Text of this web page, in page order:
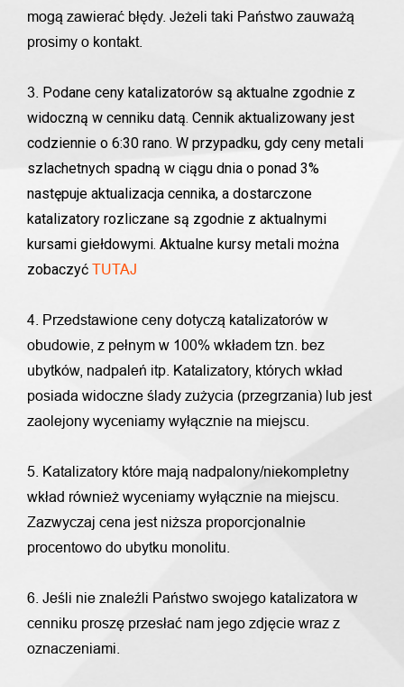
mogą zawierać błędy. Jeżeli taki Państwo zauważą
prosimy o kontakt.
3. Podane ceny katalizatorów są aktualne zgodnie z
widoczną w cenniku datą. Cennik aktualizowany jest
codziennie o 6:30 rano. W przypadku, gdy ceny metali
szlachetnych spadną w ciągu dnia o ponad 3%
następuje aktualizacja cennika, a dostarczone
katalizatory rozliczane są zgodnie z aktualnymi
kursami giełdowymi. Aktualne kursy metali można
zobaczyć TUTAJ
4. Przedstawione ceny dotyczą katalizatorów w
obudowie, z pełnym w 100% wkładem tzn. bez
ubytków, nadpaleń itp. Katalizatory, których wkład
posiada widoczne ślady zużycia (przegrzania) lub jest
zaolejony wyceniamy wyłącznie na miejscu.
5. Katalizatory które mają nadpalony/niekompletny
wkład również wyceniamy wyłącznie na miejscu.
Zazwyczaj cena jest niższa proporcjonalnie
procentowo do ubytku monolitu.
6. Jeśli nie znaleźli Państwo swojego katalizatora w
cenniku proszę przesłać nam jego zdjęcie wraz z
oznaczeniami.